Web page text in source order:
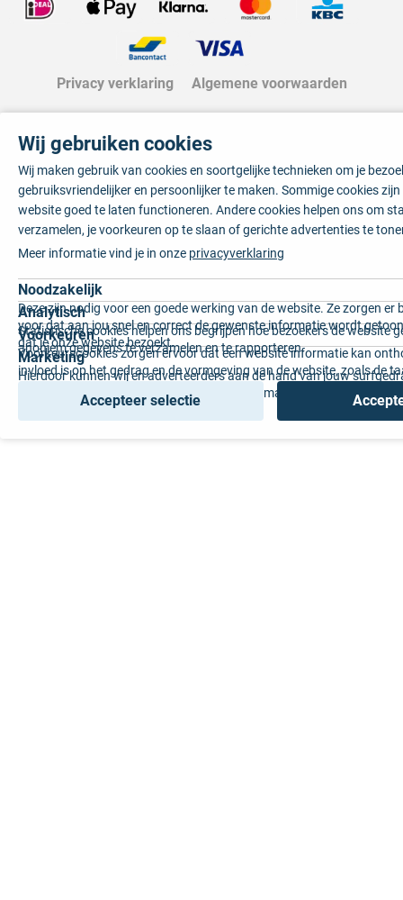
Privacy verklaring Algemene voorwaarden
Wij gebruiken cookies
Wij maken gebruik van cookies en soortgelijke technieken om je
gebruiksvriendelijker en persoonlijker te maken. Sommige cookies
website goed te laten functioneren. Andere cookies helpen ons om
verzamelen, je voorkeuren op te slaan of gerichte advertenties te
Meer informatie vind je in onze privacyverklaring
Noodzakelijk
Deze zijn nodig voor een goede werking van de website. Ze zorgen er
voor dat aan jou snel en correct de gewenste informatie wordt
dat je onze website bezoekt.
Analytisch
Statistische cookies helpen ons begrijpen hoe bezoekers de website
anoniem gegevens te verzamelen en te rapporteren.
Voorkeuren
Voorkeurscookies zorgen ervoor dat een website informatie kan
invloed is op het gedrag en de vormgeving van de website, zoals de
Marketing
Hierdoor kunnen wij en adverteerders aan de hand van jouw
gepersonaliseerde online advertenties en op maat gemaakte content
Accepteer selectie